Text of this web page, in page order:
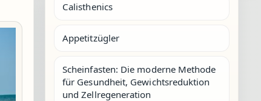
Calisthenics
Appetitzügler
Scheinfasten: Die moderne Methode
für Gesundheit, Gewichtsreduktion
und Zellregeneration